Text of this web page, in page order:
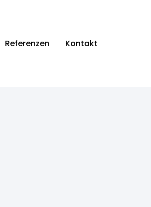
Referenzen Kontakt